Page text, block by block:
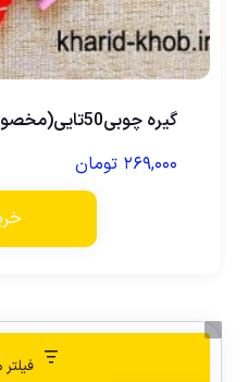
گیره چوبی50تایی(مخصوص آویز عکس)
۲۶۹,۰۰۰ تومان